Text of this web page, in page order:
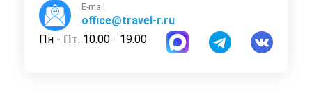
E-mail
office@travel-r.ru
Пн - Пт: 10.00 - 19.00